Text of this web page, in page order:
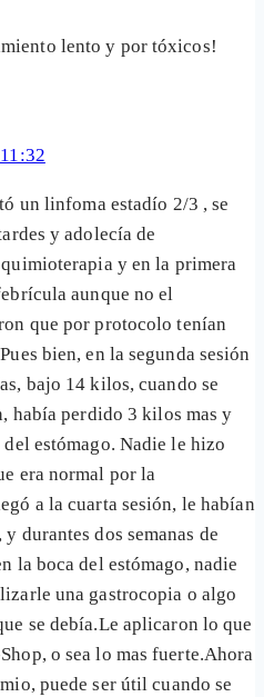
lento y por tóxicos!
un linfoma estadío 2/3 , se
y adolecía de
y en la primera
aunque no el
que por protocolo tenían
bien, en la segunda sesión
bajo 14 kilos, cuando se
había perdido 3 kilos mas y
estómago. Nadie le hizo
era normal por la
a la cuarta sesión, le habían
durantes dos semanas de
la boca del estómago, nadie
una gastrocopia o algo
se debía.Le aplicaron lo que
o sea lo mas fuerte.Ahora
puede ser útil cuando se